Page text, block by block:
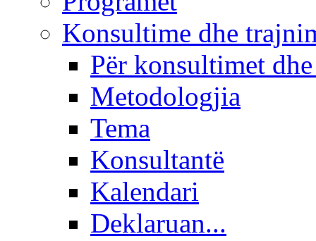
Konsultime dhe
Për konsultimet
Metodologjia
Tema
Konsultantë
Kalendari
Deklaruan...